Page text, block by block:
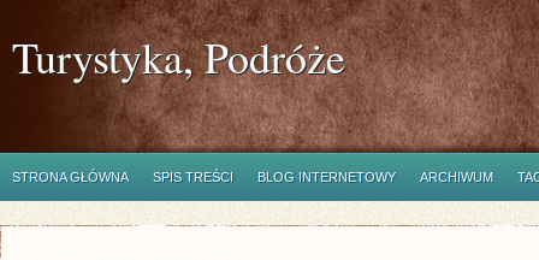
Turystyka, Podróże
STRONA GŁÓWNA SPIS TREŚCI BLOG INTERNETOWY ARCHIWUM